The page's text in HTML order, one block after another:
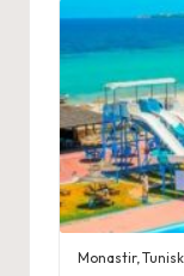
Monastir,